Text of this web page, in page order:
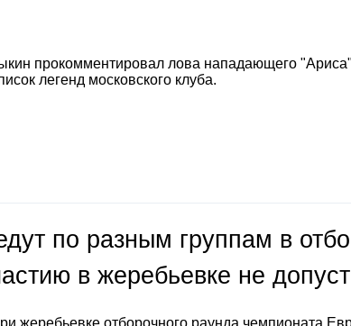
прокомментировал лова нападающего "Ариса"
легенд московского клуба.
по разным группам в
в жеребьевке не